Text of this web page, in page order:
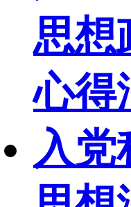
思想
心得
入党